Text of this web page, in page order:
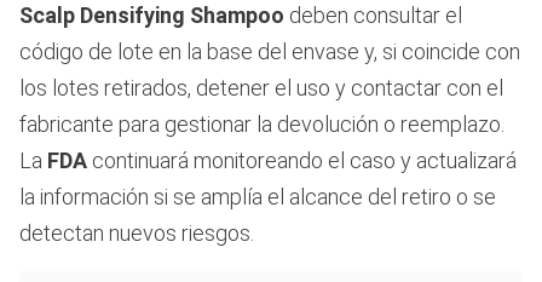
Scalp Densifying Shampoo deben consultar el
código de lote en la base del envase y, si coincide con
los lotes retirados, detener el uso y contactar con el
fabricante para gestionar la devolución o reemplazo.
La FDA continuará monitoreando el caso y actualizará
la información si se amplía el alcance del retiro o se
detectan nuevos riesgos.